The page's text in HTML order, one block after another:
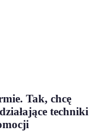
Tak, chcę
techniki